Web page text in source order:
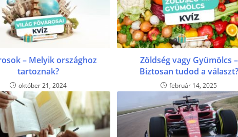
– Melyik országhoz
tartoznak?
október 21, 2024
Zöldség vagy Gyümölcs –
Biztosan tudod a választ?
február 14, 2025